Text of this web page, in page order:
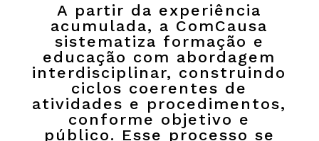
A partir da experiência
acumulada, a ComCausa
sistematiza formação e
educação com abordagem
interdisciplinar, construindo
ciclos coerentes de
atividades e procedimentos,
conforme objetivo e
público. Esse processo se